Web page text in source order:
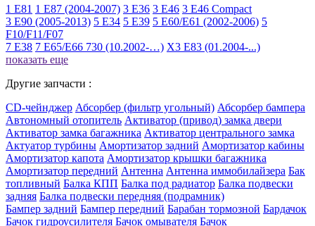
1 E81 1 E87 (2004-2007) 3 E36 3 E46 3 E46 Compact
3 E90 (2005-2013) 5 E34 5 E39 5 E60/E61 (2002-2006) 5
F10/F11/F07
7 E38 7 E65/E66 730 (10.2002-…) X3 E83 (01.2004-...)
показать еще
Другие запчасти :
CD-чейнджер Абсорбер (фильтр угольный) Абсорбер бампера
Автономный отопитель Активатор (привод) замка двери
Активатор замка багажника Активатор центрального замка
Актуатор турбины Амортизатор задний Амортизатор кабины
Амортизатор капота Амортизатор крышки багажника
Амортизатор передний Антенна Антенна иммобилайзера Бак
топливный Балка КПП Балка под радиатор Балка подвески
задняя Балка подвески передняя (подрамник)
Бампер задний Бампер передний Барабан тормозной Бардачок
Бачок гидроусилителя Бачок омывателя Бачок